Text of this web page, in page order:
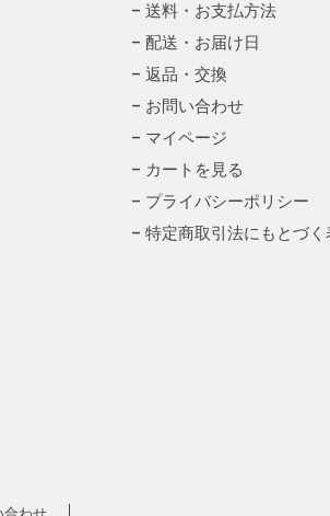
– 送料・お支払方法
– 配送・お届け日
– 返品・交換
– お問い合わせ
– マイページ
– カートを見る
– プライバシーポリシー
– 特定商取引法にもとづく